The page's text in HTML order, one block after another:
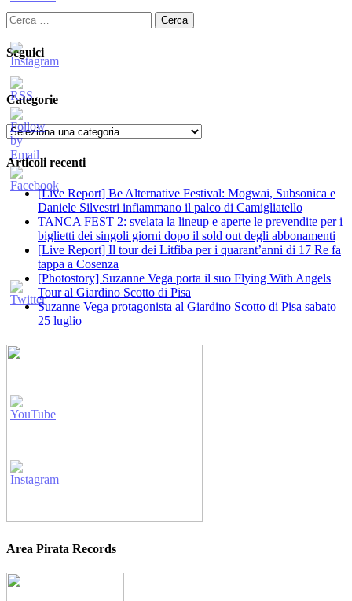
Ricerca
per:
Seguici
Categorie
Categorie
Articoli recenti
[Live Report] Be Alternative Festival: Mogwai, Subsonica e
Daniele Silvestri infiammano il palco di Camigliatello
TANCA FEST 2: svelata la lineup e aperte le prevendite per i
biglietti dei singoli giorni dopo il sold out degli abbonamenti
[Live Report] Il tour dei Litfiba per i quarant’anni di 17 Re fa
tappa a Cosenza
[Photostory] Suzanne Vega porta il suo Flying With Angels
Tour al Giardino Scotto di Pisa
Suzanne Vega protagonista al Giardino Scotto di Pisa sabato
25 luglio
Area Pirata Records